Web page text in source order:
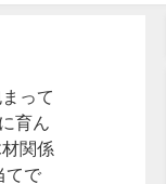
って
育ん
関係
てで